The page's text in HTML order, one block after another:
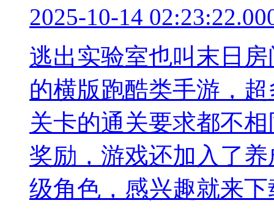
2025-10-14
逃出实验室也叫末日
的横版跑酷类手游，
关卡的通关要求都不
奖励，游戏还加入了
级角色，感兴趣就来